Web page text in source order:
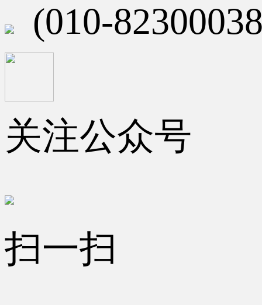
(010-
关注公众号
扫一扫